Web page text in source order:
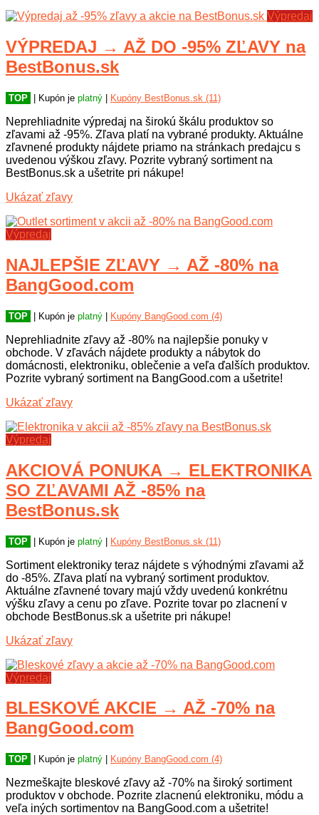
Výpredaj
VÝPREDAJ → AŽ DO -95% ZĽAVY na
BestBonus.sk
TOP | Kupón je platný Kupóny BestBonus.sk (11)
Neprehliadnite výpredaj na širokú škálu produktov so
zľavami až -95%. Zľava platí na vybrané produkty. Aktuálne
zľavnené produkty nájdete priamo na stránkach predajcu s
uvedenou výškou zľavy. Pozrite vybraný sortiment na
BestBonus.sk a ušetrite pri nákupe!
Ukázať zľavy
Výpredaj
NAJLEPŠIE ZĽAVY → AŽ -80% na
BangGood.com
TOP | Kupón je platný | Kupóny BangGood.com (4)
Neprehliadnite zľavy až -80% na najlepšie ponuky v
obchode. V zľavách nájdete produkty a nábytok do
domácnosti, elektroniku, oblečenie a veľa ďalších produktov.
Pozrite vybraný sortiment na BangGood.com a ušetrite!
Ukázať zľavy
Výpredaj
AKCIOVÁ PONUKA → ELEKTRONIKA
SO ZĽAVAMI AŽ -85% na
BestBonus.sk
TOP | Kupón je platný | Kupóny BestBonus.sk (11)
Sortiment elektroniky teraz nájdete s výhodnými zľavami až
do -85%. Zľava platí na vybraný sortiment produktov.
Aktuálne zľavnené tovary majú vždy uvedenú konkrétnu
výšku zľavy a cenu po zľave. Pozrite tovar po zlacnení v
obchode BestBonus.sk a ušetrite pri nákupe!
Ukázať zľavy
Výpredaj
BLESKOVÉ AKCIE → AŽ -70% na
BangGood.com
TOP | Kupón je platný Kupóny BangGood.com (4)
Nezmeškajte bleskové zľavy až -70% na široký sortiment
produktov v obchode. Pozrite zlacnenú elektroniku, módu a
veľa iných sortimentov na BangGood.com a ušetrite!